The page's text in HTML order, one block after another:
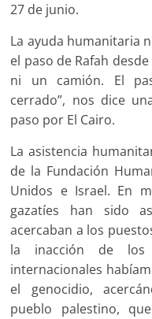
27 de junio.
La ayuda humanitaria
el paso de Rafah
ni un camión. El
cerrado”, nos dice
paso por El Cairo.
La asistencia
de la Fundación
Unidos e Israel. En
gazatíes han sido
acercaban a los
la inacción de los
internacionales
el genocidio,
pueblo palestino,